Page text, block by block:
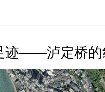
迹——泸定桥的